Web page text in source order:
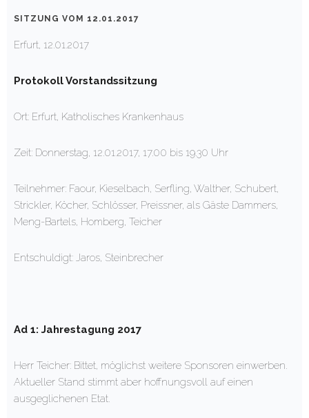
SITZUNG VOM 12.01.2017
Erfurt, 12.01.2017
Protokoll Vorstandssitzung
Ort: Erfurt, Katholisches Krankenhaus
Zeit: Donnerstag, 12.01.2017, 17.00 bis 19.30 Uhr
Teilnehmer: Faour, Kieselbach, Serfling, Walther, Schubert,
Strickler, Köcher, Schlösser, Preissner, als Gäste Dammers,
Meng-Bartels, Homberg, Teicher
Entschuldigt: Jaros, Steinbrecher
Ad 1: Jahrestagung 2017
Herr Teicher: Bittet, möglichst weitere Sponsoren einwerben.
Aktueller Stand stimmt aber hoffnungsvoll auf einen
ausgeglichenen Etat.